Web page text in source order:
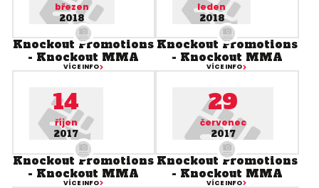
březen
2018
Knockout Promotions
- Knockout MMA
VÍCE INFO
leden
2018
Knockout Promotions
- Knockout MMA
VÍCE INFO
14
říjen
2017
Knockout Promotions
- Knockout MMA
VÍCE INFO
29
červenec
2017
Knockout Promotions
- Knockout MMA
VÍCE INFO